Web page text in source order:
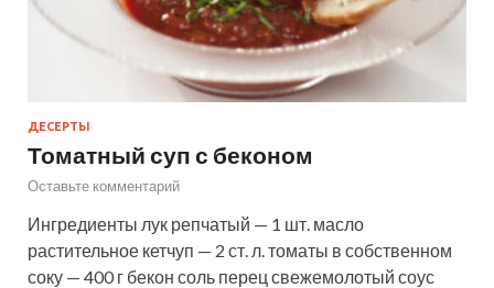
ДЕСЕРТЫ
Томатный суп с беконом
Оставьте комментарий
Ингредиенты лук репчатый — 1 шт. масло
растительное кетчуп — 2 ст. л. томаты в собственном
соку — 400 г бекон соль перец свежемолотый соус